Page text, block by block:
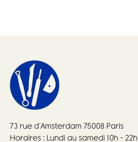
73 rue d’Amsterdam 75008 Paris
Horaires : Lundi au samedi 10h – 22h